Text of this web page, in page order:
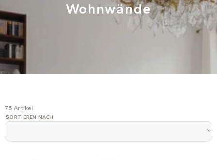
Wohnwände
75 Artikel
SORTIEREN NACH